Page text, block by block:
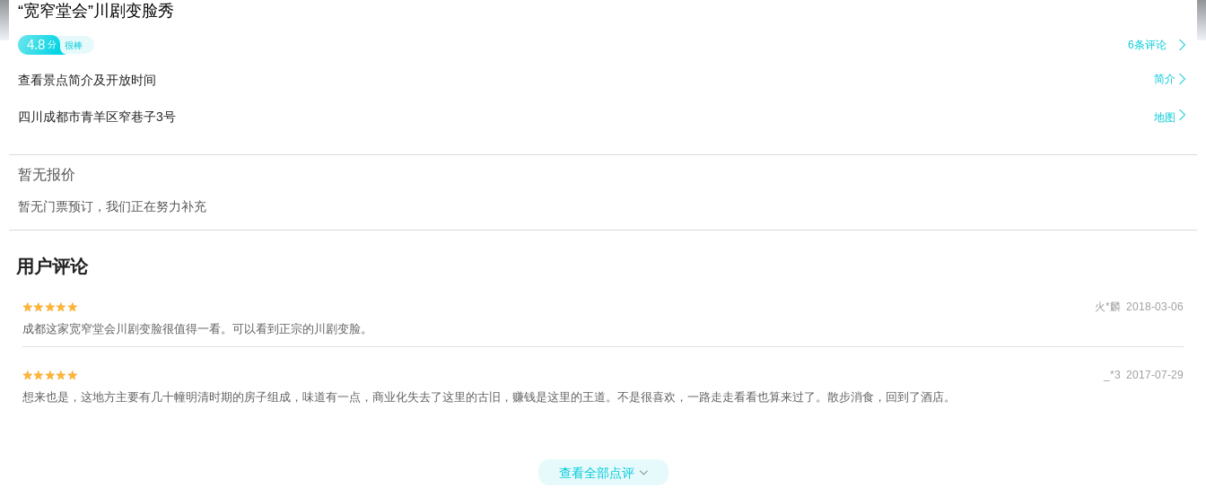
“宽窄堂会”川剧变脸秀
4.8 分 很棒 6条评论 
查看景点简介及开放时间 简介 
四川成都市青羊区窄巷子3号 地图 
暂无报价
暂无门票预订，我们正在努力补充
用户评论

 火*麟 2018-03-06
成都这家宽窄堂会川剧变脸很值得一看。可以看到正宗的川剧变脸。

 _*3 2017-07-29
想来也是，这地方主要有几十幢明清时期的房子组成，味道有一点，商业化失去了这里的古旧，赚钱是这里的王道。不是很喜欢，一路走走看看也算来过了。散步消食，回到了酒店。
查看全部点评 